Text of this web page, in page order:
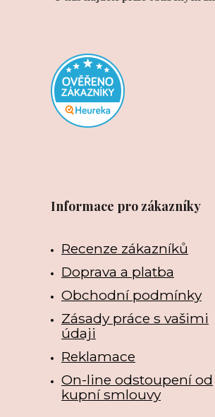
Informace pro zákazníky
Recenze zákazníků
Doprava a platba
Obchodní podmínky
Zásady práce s vašimi
údaji
Reklamace
On-line odstoupení od
kupní smlouvy